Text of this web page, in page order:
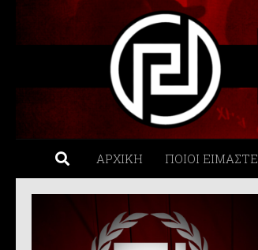
Skip to content
ΑΡΧΙΚΗ ΠΟΙΟΙ ΕΙΜΑΣΤΕ